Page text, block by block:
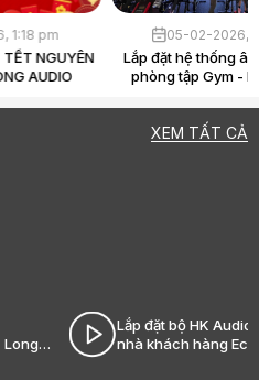
13-02-2026, 1:18 pm
THÔNG BÁO NGHỈ TẾT NGUYÊN
ĐÁN 2026 – LONG AUDIO
XEM TẤT CẢ
Lắp đặt bộ HK Audio tại
nhà khách hàng Ecopark|
Long Audio - Âm thanh Hi-